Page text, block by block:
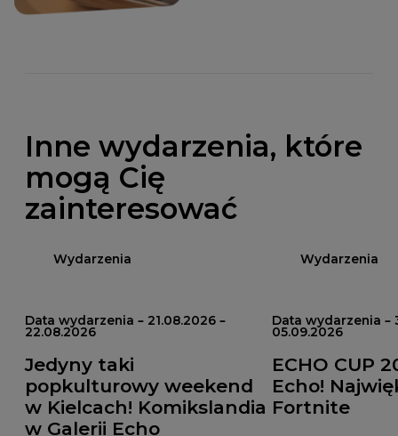
Inne wydarzenia, które
mogą Cię
zainteresować
Wydarzenia
Data wydarzenia – 21.08.2026 –
22.08.2026
Jedyny taki
popkulturowy weekend
w Kielcach! Komikslandia
w Galerii Echo
Wydarzenia
Data wydarzenia –
05.09.2026
ECHO CUP
Echo!
Fortnite